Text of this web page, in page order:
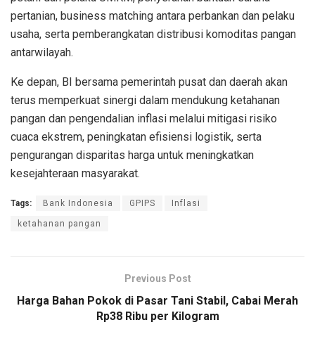
pertanian, business matching antara perbankan dan pelaku
usaha, serta pemberangkatan distribusi komoditas pangan
antarwilayah.
Ke depan, BI bersama pemerintah pusat dan daerah akan
terus memperkuat sinergi dalam mendukung ketahanan
pangan dan pengendalian inflasi melalui mitigasi risiko
cuaca ekstrem, peningkatan efisiensi logistik, serta
pengurangan disparitas harga untuk meningkatkan
kesejahteraan masyarakat.
Tags: Bank Indonesia GPIPS Inflasi
ketahanan pangan
Previous Post
Harga Bahan Pokok di Pasar Tani Stabil, Cabai Merah
Rp38 Ribu per Kilogram